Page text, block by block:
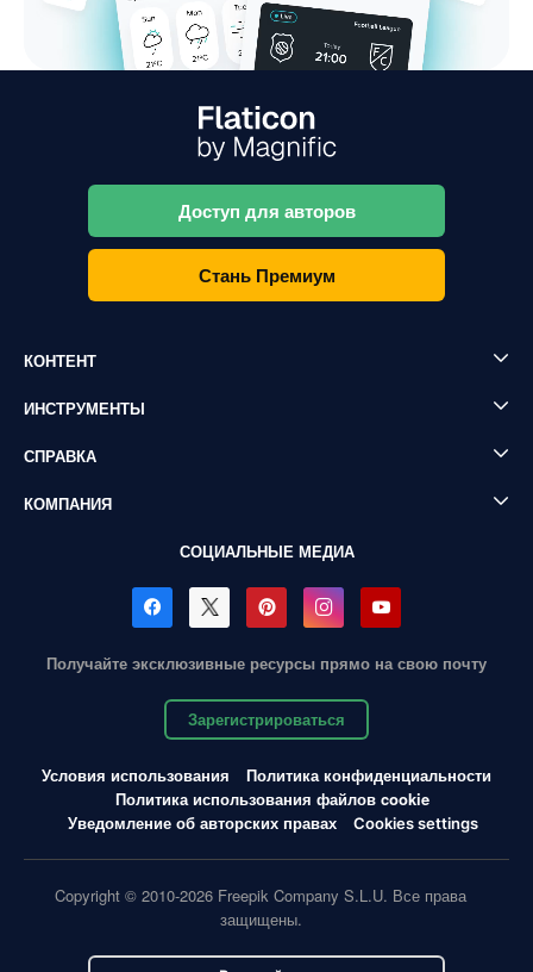
Доступ для авторов
Стань Премиум
КОНТЕНТ
ИНСТРУМЕНТЫ
СПРАВКА
КОМПАНИЯ
СОЦИАЛЬНЫЕ МЕДИА
Получайте эксклюзивные ресурсы прямо на свою почту
Зарегистрироваться
Условия использования
Политика конфиденциальности
Политика использования файлов cookie
Уведомление об авторских правах
Cookies settings
Copyright © 2010-2026 Freepik Company S.L.U. Все права
защищены.